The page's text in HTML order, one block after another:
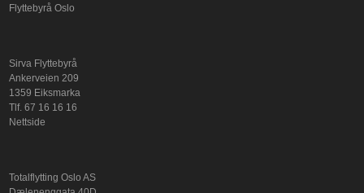
Flyttebyrå Oslo
Sirva Flyttebyrå
Ankerveien 209
1359 Eiksmarka
Tlf. 67 16 16 16
Nettside
Totalflytting Oslo AS